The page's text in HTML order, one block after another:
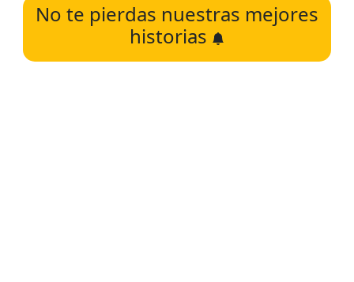
No te pierdas nuestras mejores
historias